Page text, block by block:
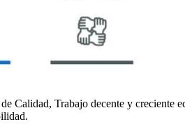
Calidad, Trabajo decente y creciente